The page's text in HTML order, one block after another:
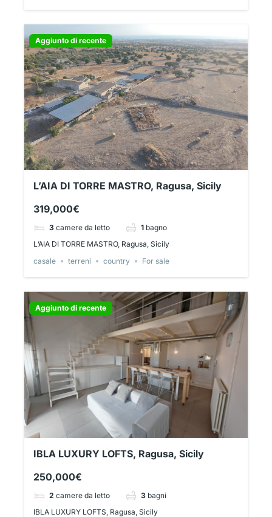
Aggiunto di recente
L’AIA DI TORRE MASTRO, Ragusa, Sicily
319,000€
3 camere da letto 1 bagno
L’AIA DI TORRE MASTRO, Ragusa, Sicily
casale
terreni country For sale
Aggiunto di recente
IBLA LUXURY LOFTS, Ragusa, Sicily
250,000€
2 camere da letto 3 bagni
IBLA LUXURY LOFTS, Ragusa, Sicily